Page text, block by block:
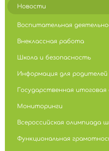
Новости
Воспитательная
Внеклассная работа
Школа и безопасность
Информация для родителей
Государственная
Мониторинги
Всероссийская олимпиада
Функциональная